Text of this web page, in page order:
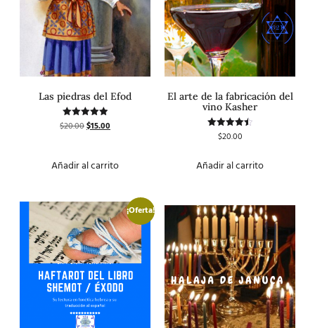
Las piedras del Efod
Valorado
con
$20.00$15.00
Añadir al carrito
El arte de la fabricación del
vino Kasher
Valorado
$20.00
Añadir al carrito
¡Oferta!